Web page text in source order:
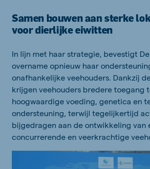
Samen bouwen aan sterke
voor dierlijke eiwitten
In lijn met haar strategie, bevestigt
overname opnieuw haar
onafhankelijke veehouders. Dankzij
krijgen veehouders bredere toegang
hoogwaardige voeding, genetica en
ondersteuning, terwijl tegelijkertijd
bijgedragen aan de ontwikkeling van
concurrerende en veerkrachtige